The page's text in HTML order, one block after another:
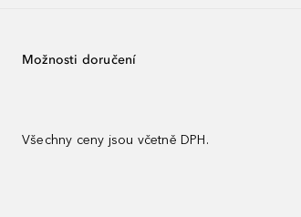
Možnosti doručení
Všechny ceny jsou včetně DPH.